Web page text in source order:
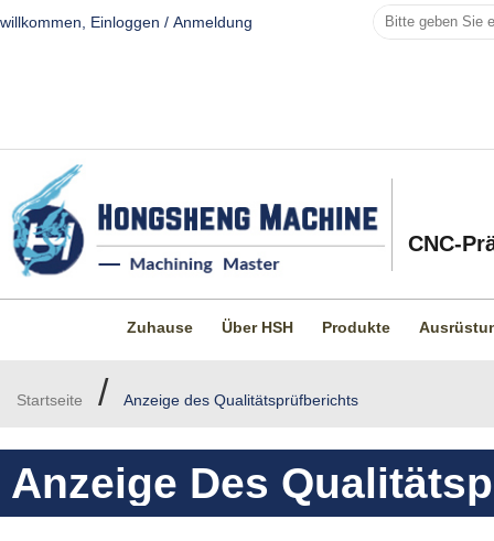
willkommen, Einloggen / Anmeldung
CNC-
Zuhause Über HSH Produkte
Startseite / Anzeige des Qualitätsprüfberichts
Anzeige Des